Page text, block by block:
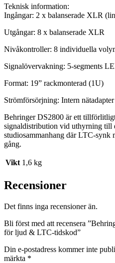
Teknisk information:
Ingångar: 2 x balanserade XLR
Utgångar: 8 x balanserade XLR
Nivåkontroller: 8 individuella
Signalövervakning: 5-segments
Format: 19” rackmonterad (1U)
Strömförsörjning: Intern nätadapter
Behringer DS2800 är ett
signaldistribution vid uthyrning till
studiosammanhang där LTC-synk
gång.
Vikt 1,6 kg
Recensioner
Det finns inga recensioner än.
Bli först med att recensera
för ljud & LTC-tidskod”
Din e-postadress kommer inte
märkta *